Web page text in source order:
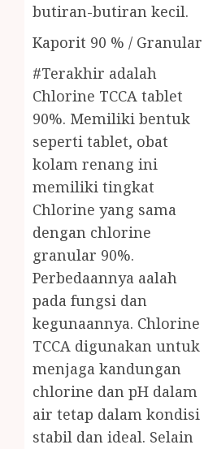
butiran-butiran kecil.
Kaporit 90 % / Granular
#Terakhir adalah
Chlorine TCCA tablet
90%. Memiliki bentuk
seperti tablet, obat
kolam renang ini
memiliki tingkat
Chlorine yang sama
dengan chlorine
granular 90%.
Perbedaannya aalah
pada fungsi dan
kegunaannya. Chlorine
TCCA digunakan untuk
menjaga kandungan
chlorine dan pH dalam
air tetap dalam kondisi
stabil dan ideal. Selain